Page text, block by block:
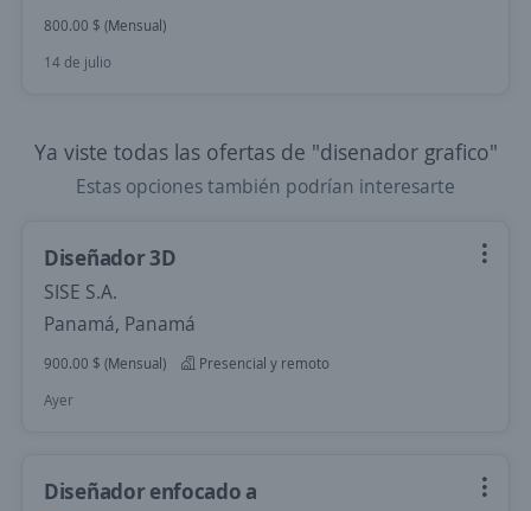
800.00 $ (Mensual)
14 de julio
Ya viste todas las ofertas de "disenador grafico"
Estas opciones también podrían interesarte
Diseñador 3D
SISE S.A.
Panamá, Panamá
900.00 $ (Mensual)
Presencial y remoto
Ayer
Diseñador enfocado a